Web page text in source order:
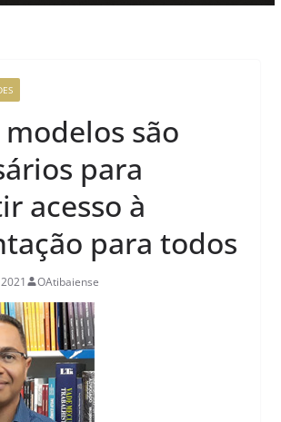
são
para
acesso à
para todos
OAtibaiense